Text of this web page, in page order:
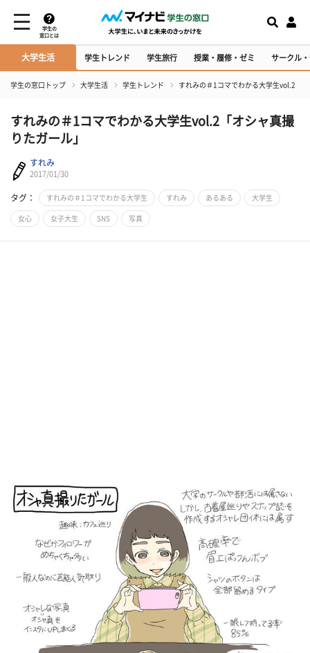
学生の
窓口とは
大学生活 学生トレンド 学生旅行 授業・履修・ゼミ サークル
学生の窓口トップ 大学生活 学生トレンド すれみの＃1コマでわかる大学生vol.2「
すれみの＃1コマでわかる大学生vol.2「オシャ真撮
りたガール」
すれみ
2017/01/30
タグ： すれみの＃1コマでわかる大学生 すれみ あるある 大学生
女心 女子大生 SNS 写真